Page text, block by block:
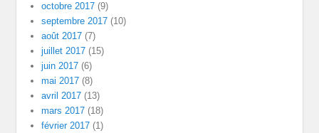
octobre 2017 (9)
septembre 2017 (10)
août 2017 (7)
juillet 2017 (15)
juin 2017 (6)
mai 2017 (8)
avril 2017 (13)
mars 2017 (18)
février 2017 (1)